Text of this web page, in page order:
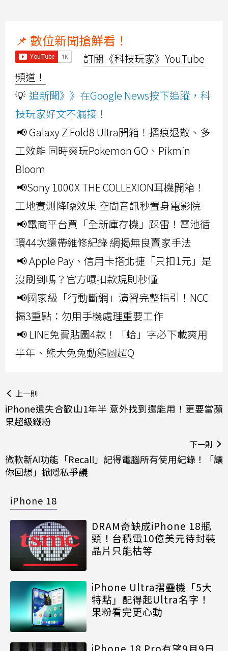
📌 數位新聞搶鮮看！
訂閱《科技玩家》YouTube
頻道！
💡 追新聞》》在Google News按下追蹤，科
技玩家好文不漏接！
📢 Galaxy Z Fold8 Ultra開箱！摺痕退散、多
工效能 同時爽玩Pokemon GO、Pikmin
Bloom
📢Sony 1000X THE COLLEXION耳機開箱！
工地實測降噪效果 空間音訊秒置身電影院
📢電商平台買「全新庫存機」踩雷！電池循
環44次還帶維修紀錄 網揭無良賣家手法
📢 Apple Pay、信用卡搭北捷「只扣1元」是
沒刷到嗎？官方曝扣款規則秒懂
📢國家級「行動斷網」演習完整指引！NCC
揭3重點：勿用手機處理重要工作
📢 LINE免費貼圖4款！「蛤」字必下載爽用
半年、熊大兔兔動態圖超Q
上一則
iPhone遺失合歡山1年半 意外找到還能用！更要當蘋
果超級鐵粉
下一則
微軟新AI功能「Recall」記得電腦所有使用紀錄！「讓
你回想」掀隱私爭議
iPhone 18
DRAM奇缺成iPhone 18瓶
頸！台積電10億美元待封裝
晶片只能枯等
iPhone Ultra摺疊機「5大
特點」配得起Ultra名字！
果粉看完更心動